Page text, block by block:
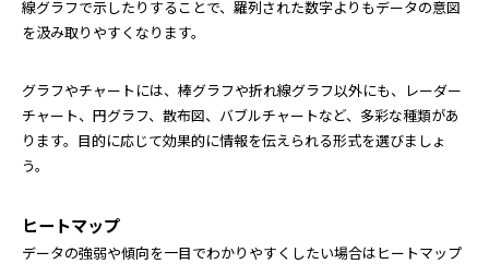
線グラフで示したりすることで、羅列された数字よりもデータの意図
を汲み取りやすくなります。
グラフやチャートには、棒グラフや折れ線グラフ以外にも、レーダー
チャート、円グラフ、散布図、バブルチャートなど、多彩な種類があ
ります。目的に応じて効果的に情報を伝えられる形式を選びましょ
う。
ヒートマップ
データの強弱や傾向を一目でわかりやすくしたい場合はヒートマップ